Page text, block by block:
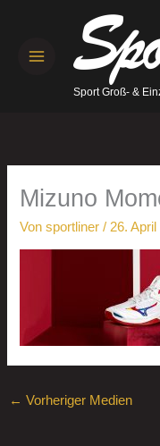
springen
Sport Groß- &
Mizuno
Vonsportliner/ 26. April
← Vorheriger Medien